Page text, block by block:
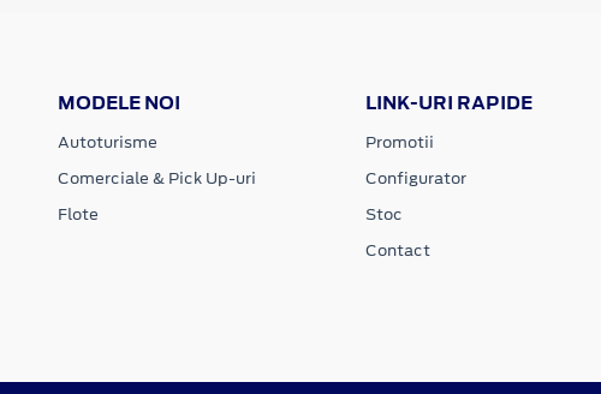
MODELE NOI
Autoturisme
Comerciale & Pick Up-uri
Flote
LINK-URI RAPIDE
Promotii
Configurator
Stoc
Contact